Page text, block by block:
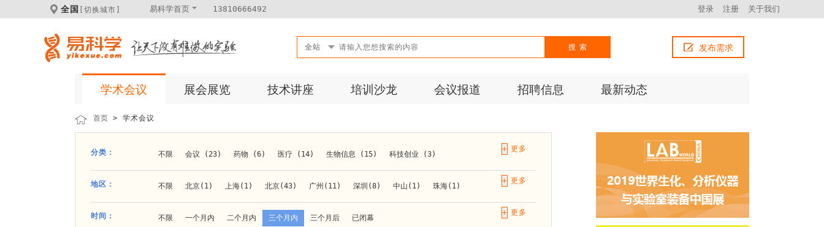
全国 [切换城市] 易科学首页 13810666492 登录 注册 关于我们
全站 搜索 发布需求
学术会议 展会展览 技术讲座 培训沙龙 会议报道 招聘信息 最新动态
首页 > 学术会议
分类： 不限 会议 (23) 药物 (6) 医疗 (14) 生物信息 (15) 科技创业 (3)
材料 (11) 材料化工 (1) 新材料 (1)
+
地区： 不限 北京(1) 上海(1) 北京(43) 广州(11) 深圳(8) 中山(1) 珠海(1)
郑州(1) 长春(1)
+
时间： 不限 一个月内 二个月内 三个月内 三个月后 已闭幕
+